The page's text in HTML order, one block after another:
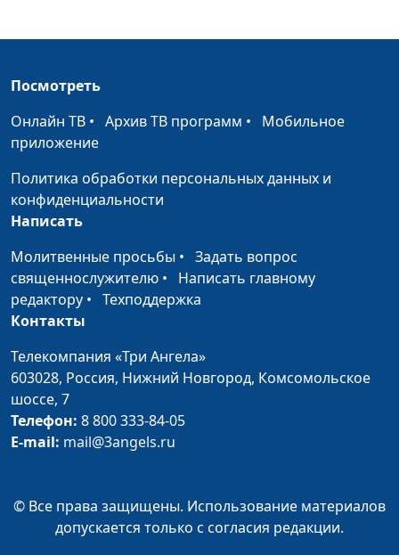
Нейкурс, семейный
Безответственный муж
(первая часть)
Лидия Дмитриевна
Дети и деньги
консультант
Как маме все успеть?
(вторая часть)
консультант
Как маме все успеть?
(первая часть)
консультант
Организация досуга
Юлия Синицына,
Посмотреть
Онлайн ТВ • Архив ТВ программ • Мобильное
приложение
Политика обработки персональных данных и
конфиденциальности
Написать
Молитвенные просьбы • Задать вопрос
священнослужителю • Написать главному
редактору • Техподдержка
Контакты
Телекомпания «Три Ангела»
603028, Россия, Нижний Новгород, Комсомольское
шоссе, 7
Телефон: 8 800 333-84-05
E-mail: mail@3angels.ru
© Все права защищены. Использование материалов
допускается только с согласия редакции.